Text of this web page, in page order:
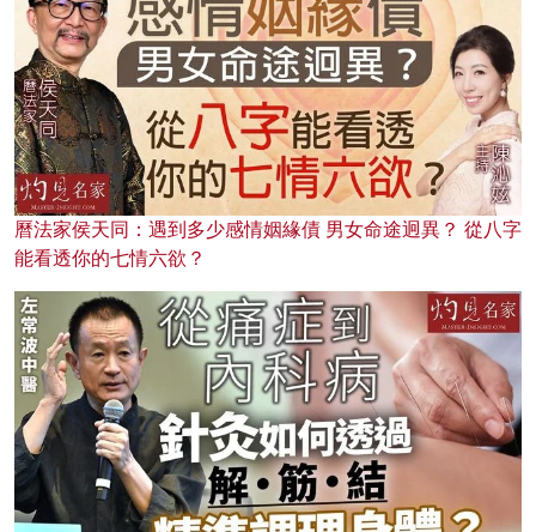
曆法家侯天同：遇到多少感情姻緣債 男女命途迥異？ 從八字
能看透你的七情六欲？